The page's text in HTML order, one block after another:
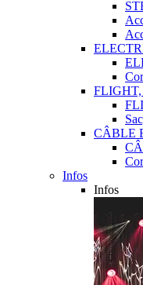
CÂBLE
Infos
Infos